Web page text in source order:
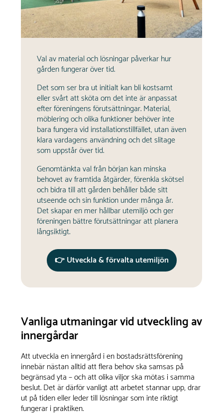
Val av material och lösningar påverkar hur
gården fungerar över tid.
Det som ser bra ut initialt kan bli kostsamt
eller svårt att sköta om det inte är anpassat
efter föreningens förutsättningar. Material,
möblering och olika funktioner behöver inte
bara fungera vid installationstillfället, utan även
klara vardagens användning och det slitage
som uppstår över tid.
Genomtänkta val från början kan minska
behovet av framtida åtgärder, förenkla skötsel
och bidra till att gården behåller både sitt
utseende och sin funktion under många år.
Det skapar en mer hållbar utemiljö och ger
föreningen bättre förutsättningar att planera
långsiktigt.
👉 Utveckla & förvalta utemiljön
Vanliga utmaningar vid utveckling av
innergårdar
Att utveckla en innergård i en bostadsrättsförening
innebär nästan alltid att flera behov ska samsas på
begränsad yta – och att olika viljor ska mötas i samma
beslut. Det är därför vanligt att arbetet stannar upp, drar
ut på tiden eller leder till lösningar som inte riktigt
fungerar i praktiken.